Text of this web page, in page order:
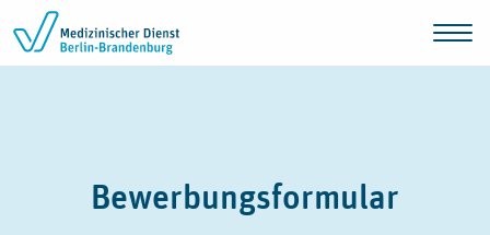
Zum Inhalt springen
Bewerbungsformular